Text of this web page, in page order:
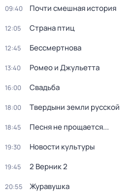
09:40 Почти смешная история
12:05 Страна птиц
12:45 Бессмертнова
13:40 Ромео и Джульетта
16:00 Свадьба
18:00 Твердыни земли русской
18:45 Песня не прощается...
19:30 Новости культуры
19:45 2 Верник 2
20:55 Журавушка